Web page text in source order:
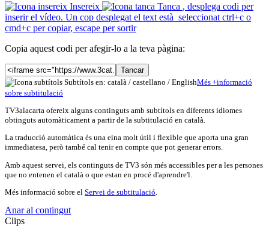
Insereix
Tanca , desplega codi per
inserir el vídeo. Un cop desplegat el text està seleccionat ctrl+c o
cmd+c per copiar, escape per sortir
Copia aquest codi per afegir-lo a la teva pàgina:
Tancar
Subtítols en: català / castellano / EnglishMés +informació
sobre subtitulació
TV3alacarta ofereix alguns continguts amb subtítols en diferents idiomes
obtinguts automàticament a partir de la subtitulació en català.
La traducció automàtica és una eina molt útil i flexible que aporta una gran
immediatesa, però també cal tenir en compte que pot generar errors.
Amb aquest servei, els continguts de TV3 són més accessibles per a les persones
que no entenen el català o que estan en procé d'aprendre'l.
Més informació sobre el Servei de subtitulació
Anar al contingut
Clips